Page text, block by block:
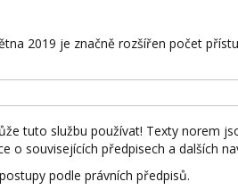
2019 je značně rozšířen počet
tuto službu používat! Texty norem
o souvisejících předpisech a dalších
podle právních předpisů.